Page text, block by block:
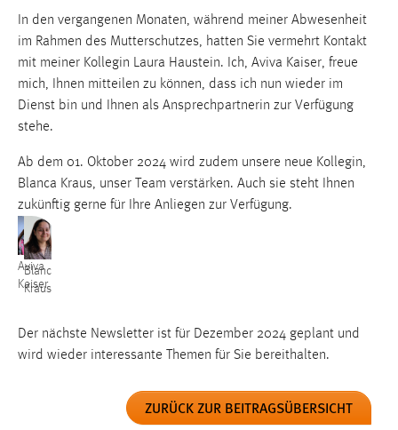
Aviva
Kaiser
Blanca
Kraus
In den vergangenen Monaten, während meiner Abwesenheit
im Rahmen des Mutterschutzes, hatten Sie vermehrt Kontakt
mit meiner Kollegin Laura Haustein. Ich, Aviva Kaiser, freue
mich, Ihnen mitteilen zu können, dass ich nun wieder im
Dienst bin und Ihnen als Ansprechpartnerin zur Verfügung
stehe.
Ab dem 01. Oktober 2024 wird zudem unsere neue Kollegin,
Blanca Kraus, unser Team verstärken. Auch sie steht Ihnen
zukünftig gerne für Ihre Anliegen zur Verfügung.
Der nächste Newsletter ist für Dezember 2024 geplant und
wird wieder interessante Themen für Sie bereithalten.
ZURÜCK ZUR BEITRAGSÜBERSICHT